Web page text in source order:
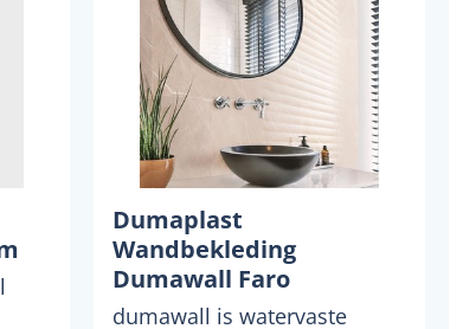
Dumaplast
Wandbekleding
Dumawall Faro
Hoogglans 37,5x65cm
dumawall is watervaste